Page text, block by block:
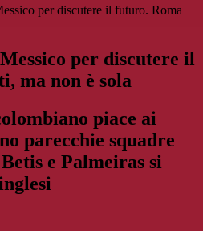
per discutere il futuro. Roma
per discutere il
ma non è sola
piace ai
parecchie squadre
e Palmeiras si